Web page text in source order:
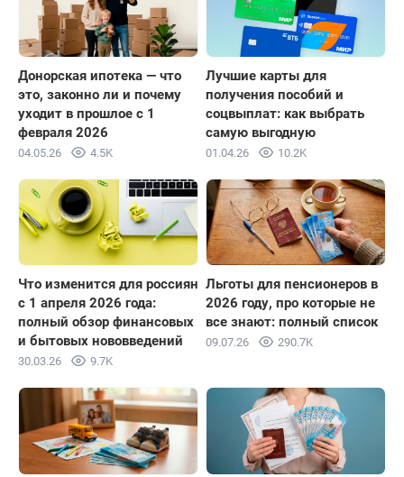
Донорская ипотека — что
это, законно ли и почему
уходит в прошлое с 1
февраля 2026
04.05.26 4.5K
Лучшие карты для
получения пособий и
соцвыплат: как выбрать
самую выгодную
01.04.26 10.2K
Что изменится для россиян
с 1 апреля 2026 года:
полный обзор финансовых
и бытовых нововведений
30.03.26 9.7K
Льготы для пенсионеров в
2026 году, про которые не
все знают: полный список
09.07.26 290.7K